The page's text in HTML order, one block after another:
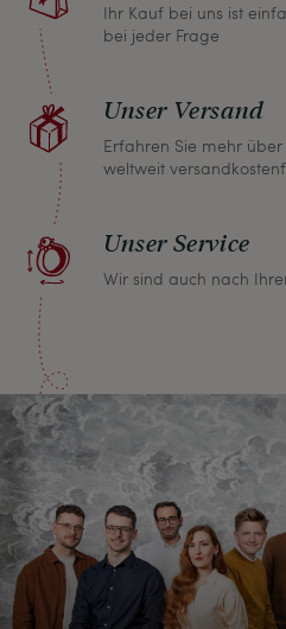
Ihr Kauf bei uns ist
bei jeder Frage
Unser Versand
Erfahren Sie mehr
weltweit
Unser Service
Wir sind auch nach